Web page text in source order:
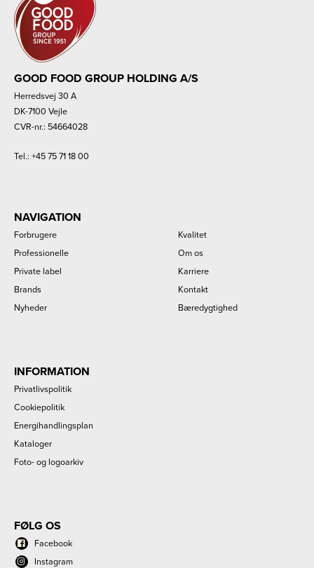
GOOD FOOD GROUP HOLDING A/S
Herredsvej 30 A
DK-7100 Vejle
CVR-nr.: 54664028
Tel.: +45 75 71 18 00
NAVIGATION
Forbrugere
Professionelle
Private label
Brands
Nyheder
Kvalitet
Om os
Karriere
Kontakt
Bæredygtighed
INFORMATION
Privatlivspolitik
Cookiepolitik
Energihandlingsplan
Kataloger
Foto- og logoarkiv
FØLG OS
Facebook
Instagram